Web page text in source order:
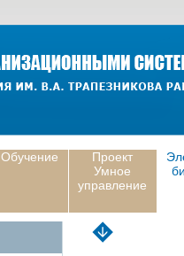
Обучение
Проект
Умное
управление